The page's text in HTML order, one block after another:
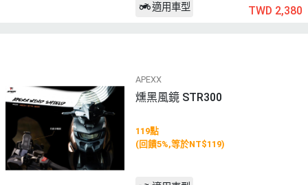
適用車型 TWD 2,380
APEXX
燻黑風鏡 STR300
119點
(回饋5%,等於NT$119)